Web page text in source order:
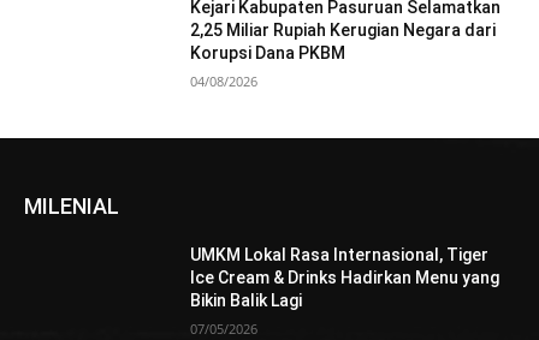
Kejari Kabupaten Pasuruan Selamatkan
2,25 Miliar Rupiah Kerugian Negara dari
Korupsi Dana PKBM
04/08/2026
MILENIAL
UMKM Lokal Rasa Internasional, Tiger
Ice Cream & Drinks Hadirkan Menu yang
Bikin Balik Lagi
07/05/2026